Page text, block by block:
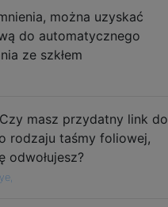
można uzyskać
do automatycznego
ze szkłem
masz przydatny link do
rodzaju taśmy foliowej,
odwołujesz?